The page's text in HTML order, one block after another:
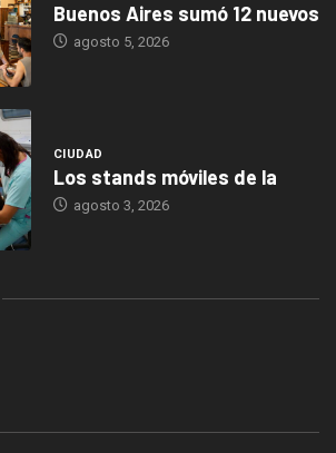
Buenos Aires sumó 12 nuevos
agosto 5, 2026
CIUDAD
Los stands móviles de la
agosto 3, 2026